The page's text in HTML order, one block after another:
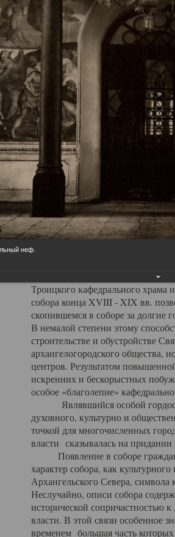
Сегодня мы можем говорить,
пострадал от
выдающихся памятников
вызванная борьбой с религией,
разрушение православного
собора Архангельска.
Возникнув в начале XVIII
двухэтажный Троицкий собор,
XVIII веке по масштабам ему не
оставался самым высоким и
второе место, после гостиных
Один из самых больших и
портового города с
архангелогородской школы
Масштабность, благолепие и
заслуженно выделяя из
иконостас украшенный
царскими вратами, изящным
собой поистине
шитьем, многочисленными
неповторимый красочный
поражающий воображение своих
Троицкого кафедрального храма
собора конца XVIII - XIX вв.
скопившемся в соборе за долгие
В немалой степени этому
строительстве и обустройстве
архангелогородского общества,
центров. Результатом
искренних и бескорыстных
особое «благолепие»
Являвшийся особой
духовного, культурно и
точкой для многочисленных
власти сказывалась на
Появление в соборе
характер собора, как
Архангельского Севера, символа
Неслучайно, описи собора
исторической сопричастностью
власти. В этой связи особенное
временем большая часть
неф.